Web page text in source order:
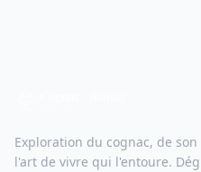
Exploration du cognac, de
l'art de vivre qui l'entoure.